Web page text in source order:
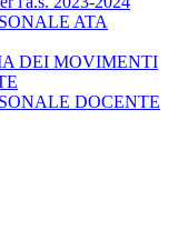
ATA
DEI MOVIMENTI
DOCENTE